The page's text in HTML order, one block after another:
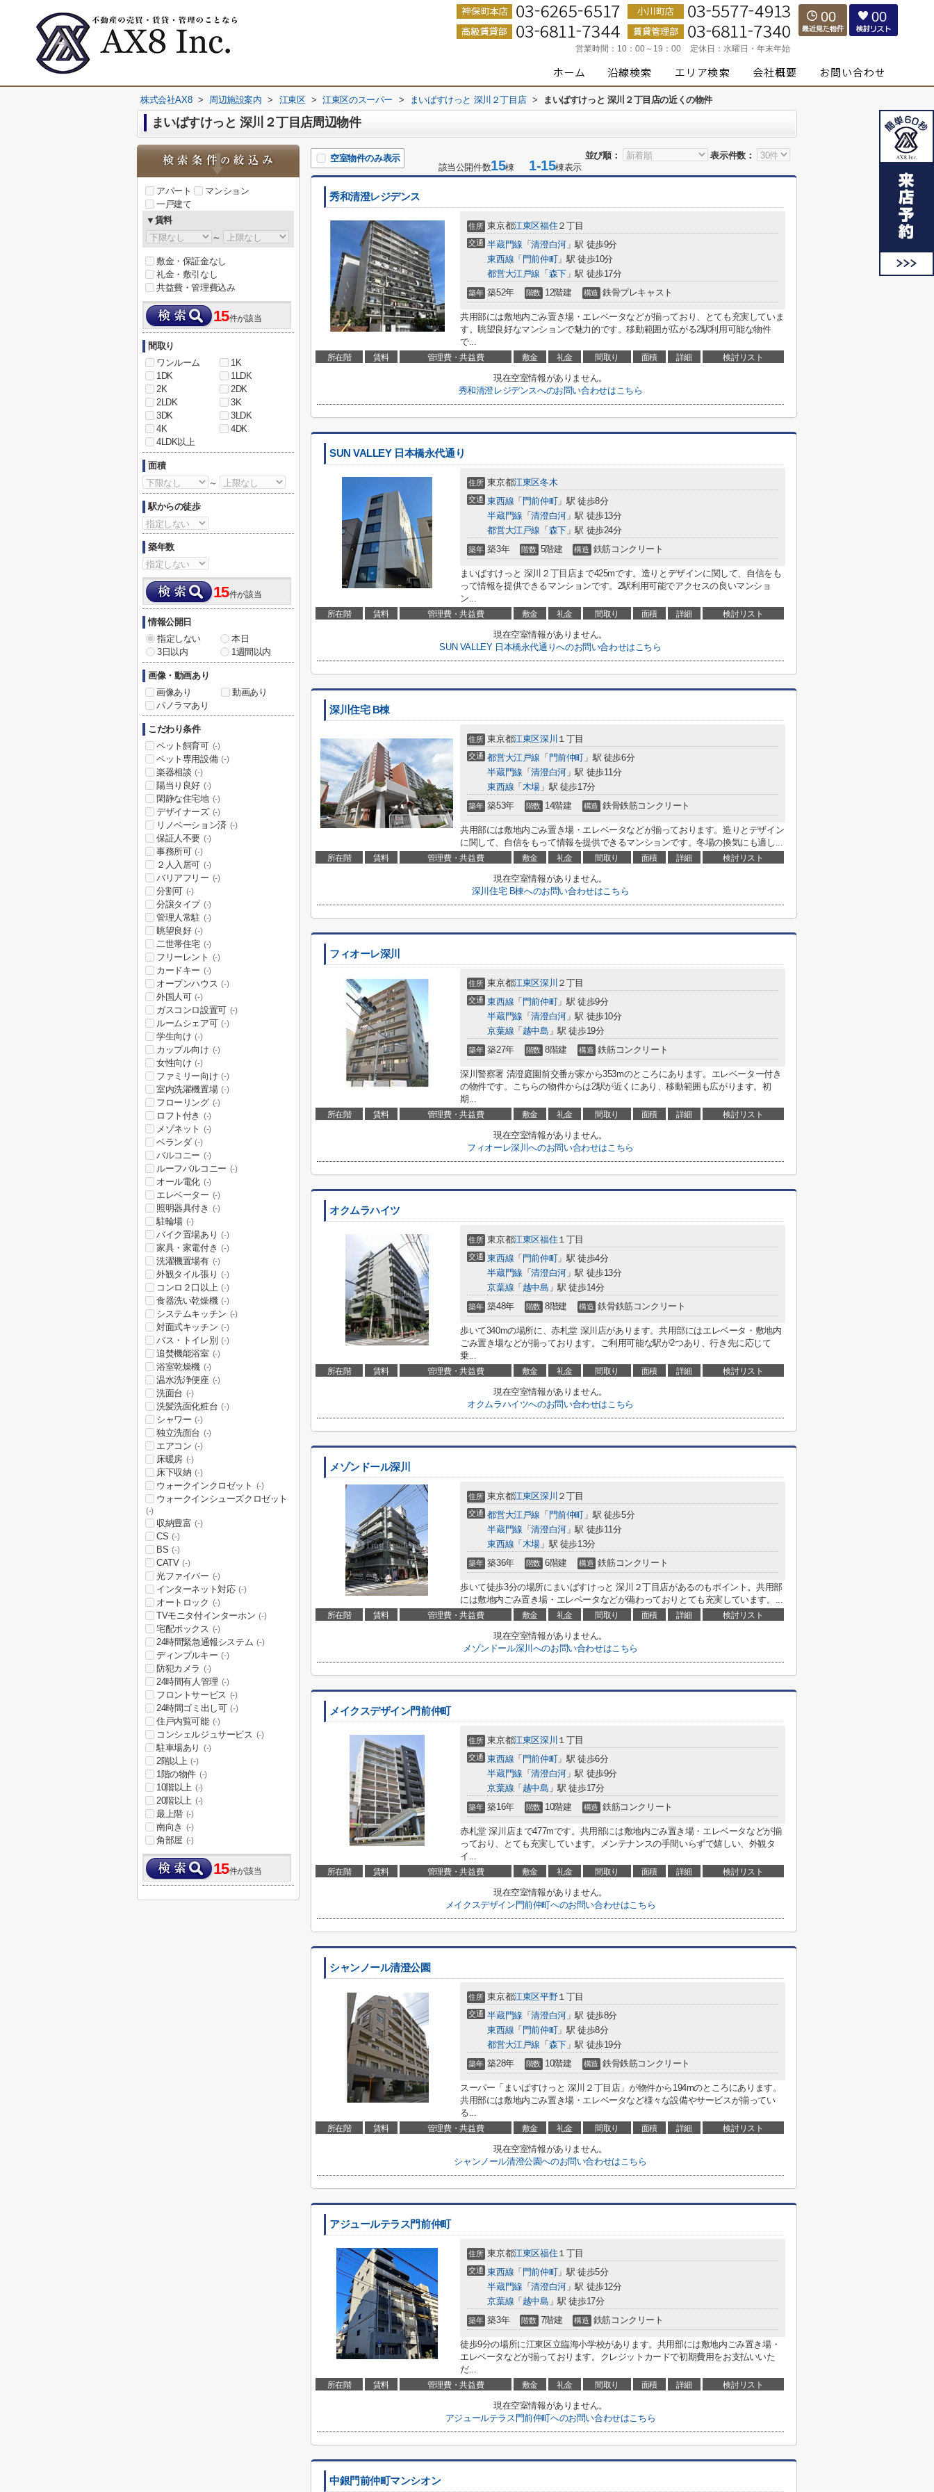
営業時間： 10：00～19：00 定休日： 水曜日・年末年始
00 00
株式会社AX8 > 周辺施設案内 > 江東区 > 江東区のスーパー > まいばすけっと 深川２丁目店 > まいばすけっと 深川２丁目店の近くの物件
まいばすけっと 深川２丁目店周辺物件
並び順： 表示件数：
空室物件のみ表示
該当公開件数15棟 1-15棟表示
秀和清澄レジデンス
住所 東京都江東区福住 ２丁目
交通 半蔵門線 「清澄白河」駅 徒歩9分
東西線 「 門前仲町」駅 徒歩10分
都営大江戸線 「 森下」駅 徒歩17分
築年 築52年 階数 12階建 構造 鉄骨プレキャスト
共用部には敷地内ごみ置き場・エレベータなどが揃っており、とても充実していま
す。眺望良好なマンションで魅力的です。移動範囲が広がる2駅利用可能な物件
で...
所在階 賃料 管理費・共益費 敷金 礼金 間取り 面積 詳細 検討リスト
現在空室情報がありません。
秀和清澄レジデンスへのお問い合わせはこちら
SUN VALLEY 日本橋永代通り
住所 東京都江東区冬木
交通 東西線 「 門前仲町」駅 徒歩8分
半蔵門線 「清澄白河」駅 徒歩13分
都営大江戸線 「 森下」駅 徒歩24分
築年 築3年 階数 5階建 構造 鉄筋コンクリート
まいばすけっと 深川２丁目店まで425mです。造りとデザインに関して、自信をも
って情報を提供できるマンションです。2駅利用可能でアクセスの良いマンショ
ン...
所在階 賃料 管理費・共益費 敷金 礼金 間取り 面積 詳細 検討リスト
現在空室情報がありません。
SUN VALLEY 日本橋永代通りへのお問い合わせはこちら
深川住宅 B棟
住所 東京都江東区深川 １丁目
交通 都営大江戸線 「 門前仲町 」駅 徒歩6分
半蔵門線 「清澄白河」駅 徒歩11分
東西線 「 木場 」駅 徒歩17分
築年 築53年 階数 14階建 構造 鉄骨鉄筋コンクリート
共用部には敷地内ごみ置き場・エレベータなどが揃っております。造りとデザイン
に関して、自信をもって情報を提供できるマンションです。冬場の換気にも適し...
所在階 賃料 管理費・共益費 敷金 礼金 間取り 面積 詳細 検討リスト
現在空室情報がありません。
深川住宅 B棟へのお問い合わせはこちら
フィオーレ深川
住所 東京都江東区深川 ２丁目
交通 東西線 「 門前仲町」駅 徒歩9分
半蔵門線 「清澄白河」駅 徒歩10分
京葉線 「 越中島 」駅 徒歩19分
築年 築27年 階数 8階建 構造 鉄筋コンクリート
深川警察署 清澄庭園前交番が家から353mのところにあります。エレベーター付き
の物件です。こちらの物件からは2駅が近くにあり、移動範囲も広がります。初
期...
所在階 賃料 管理費・共益費 敷金 礼金 間取り 面積 詳細 検討リスト
現在空室情報がありません。
フィオーレ深川へのお問い合わせはこちら
オクムラハイツ
住所 東京都江東区福住 １丁目
交通 東西線 「 門前仲町」駅 徒歩4分
半蔵門線 「清澄白河」駅 徒歩13分
京葉線 「 越中島 」駅 徒歩14分
築年 築48年 階数 8階建 構造 鉄骨鉄筋コンクリート
歩いて340mの場所に、赤札堂 深川店があります。共用部にはエレベータ・敷地内
ごみ置き場などが揃っております。ご利用可能な駅が2つあり、行き先に応じて
乗...
所在階 賃料 管理費・共益費 敷金 礼金 間取り 面積 詳細 検討リスト
現在空室情報がありません。
オクムラハイツへのお問い合わせはこちら
メゾンドール深川
住所 東京都江東区深川 ２丁目
交通 都営大江戸線 「 門前仲町 」駅 徒歩5分
半蔵門線 「清澄白河」駅 徒歩11分
東西線 「 木場 」駅 徒歩13分
築年 築36年 階数 6階建 構造 鉄筋コンクリート
歩いて徒歩3分の場所にまいばすけっと 深川２丁目店があるのもポイント。共用部
には敷地内ごみ置き場・エレベータなどが備わっておりとても充実しています。...
所在階 賃料 管理費・共益費 敷金 礼金 間取り 面積 詳細 検討リスト
現在空室情報がありません。
メゾンドール深川へのお問い合わせはこちら
メイクスデザイン門前仲町
住所 東京都江東区深川 １丁目
交通 東西線 「 門前仲町」駅 徒歩6分
半蔵門線 「清澄白河」駅 徒歩9分
京葉線 「 越中島 」駅 徒歩17分
築年 築16年 階数 10階建 構造 鉄筋コンクリート
赤札堂 深川店まで477mです。共用部には敷地内ごみ置き場・エレベータなどが揃
っており、とても充実しています。メンテナンスの手間いらずで嬉しい、外観タ
イ...
所在階 賃料 管理費・共益費 敷金 礼金 間取り 面積 詳細 検討リスト
現在空室情報がありません。
メイクスデザイン門前仲町へのお問い合わせはこちら
シャンノール清澄公園
住所 東京都江東区平野１丁目
交通 半蔵門線 「清澄白河」駅 徒歩8分
東西線 「 門前仲町」駅 徒歩8分
都営大江戸線 「 森下」駅 徒歩19分
築年 築28年 階数 10階建 構造 鉄骨鉄筋コンクリート
スーパー「まいばすけっと 深川２丁目店」が物件から194mのところにあります。
共用部には敷地内ごみ置き場・エレベータなど様々な設備やサービスが揃ってい
る...
所在階 賃料 管理費・共益費 敷金 礼金 間取り 面積 詳細 検討リスト
現在空室情報がありません。
シャンノール清澄公園へのお問い合わせはこちら
アジュールテラス門前仲町
住所 東京都江東区福住 １丁目
交通 東西線 「 門前仲町」駅 徒歩5分
半蔵門線 「清澄白河」駅 徒歩12分
京葉線 「 越中島 」駅 徒歩17分
築年 築3年 階数 7階建 構造 鉄筋コンクリート
徒歩9分の場所に江東区立臨海小学校があります。共用部には敷地内ごみ置き場・
エレベータなどが揃っております。クレジットカードで初期費用をお支払いいた
だ...
所在階 賃料 管理費・共益費 敷金 礼金 間取り 面積 詳細 検討リスト
現在空室情報がありません。
アジュールテラス門前仲町へのお問い合わせはこちら
中銀門前仲町マンシオン
アパート
マンション
一戸建て
▼賃料
～
敷金・保証金なし
礼金・敷引なし
共益費・管理費込み
15件が該当
間取り
ワンルーム
1K
1DK
1LDK
2K
2DK
2LDK
3K
3DK
3LDK
4K
4DK
4LDK以上
面積
～
駅からの徒歩
築年数
15件が該当
情報公開日
指定しない
本日
3日以内
1週間以内
画像・動画あり
画像あり
動画あり
パノラマあり
こだわり条件
ペット飼育可 (-)
ペット専用設備 (-)
楽器相談 (-)
陽当り良好 (-)
閑静な住宅地 (-)
デザイナーズ (-)
リノベーション済 (-)
保証人不要 (-)
事務所可 (-)
２人入居可 (-)
バリアフリー (-)
分割可 (-)
分譲タイプ (-)
管理人常駐 (-)
眺望良好 (-)
二世帯住宅 (-)
フリーレント (-)
カードキー (-)
オープンハウス (-)
外国人可 (-)
ガスコンロ設置可 (-)
ルームシェア可 (-)
学生向け (-)
カップル向け (-)
女性向け (-)
ファミリー向け (-)
室内洗濯機置場 (-)
フローリング (-)
ロフト付き (-)
メゾネット (-)
ベランダ (-)
バルコニー (-)
ルーフバルコニー (-)
オール電化 (-)
エレベーター (-)
照明器具付き (-)
駐輪場 (-)
バイク置場あり (-)
家具・家電付き (-)
洗濯機置場有 (-)
外観タイル張り (-)
コンロ２口以上 (-)
食器洗い乾燥機 (-)
システムキッチン (-)
対面式キッチン (-)
バス・トイレ別 (-)
追焚機能浴室 (-)
浴室乾燥機 (-)
温水洗浄便座 (-)
洗面台 (-)
洗髪洗面化粧台 (-)
シャワー (-)
独立洗面台 (-)
エアコン (-)
床暖房 (-)
床下収納 (-)
ウォークインクロゼット (-)
ウォークインシューズクロゼット
(-)
収納豊富 (-)
CS (-)
BS (-)
CATV (-)
光ファイバー (-)
インターネット対応 (-)
オートロック (-)
TVモニタ付インターホン (-)
宅配ボックス (-)
24時間緊急通報システム (-)
ディンプルキー (-)
防犯カメラ (-)
24時間有人管理 (-)
フロントサービス (-)
24時間ゴミ出し可 (-)
住戸内覧可能 (-)
コンシェルジュサービス (-)
駐車場あり (-)
2階以上 (-)
1階の物件 (-)
10階以上 (-)
20階以上 (-)
最上階 (-)
南向き (-)
角部屋 (-)
15件が該当